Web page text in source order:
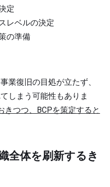
定
レベルの決定
の準備
業復旧の目処が立たず、
しまう可能性もありま
きつつ、BCPを策定すると
全体を刷新するき